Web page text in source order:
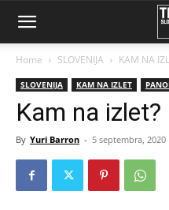
Home SLOVENIJA KAM NA
SLOVENIJA KAM NA IZLET
Kam na
By Yuri Barron - 5 septembra, 2020